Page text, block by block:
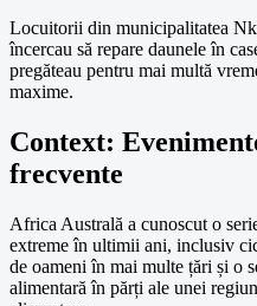
Locuitorii din municipalitatea
încercau să repare daunele în
pregăteau pentru mai multă
maxime.
Context:
frecvente
Africa Australă a cunoscut o
extreme în ultimii ani, inclusiv
de oameni în mai multe țări și o
alimentară în părți ale unei